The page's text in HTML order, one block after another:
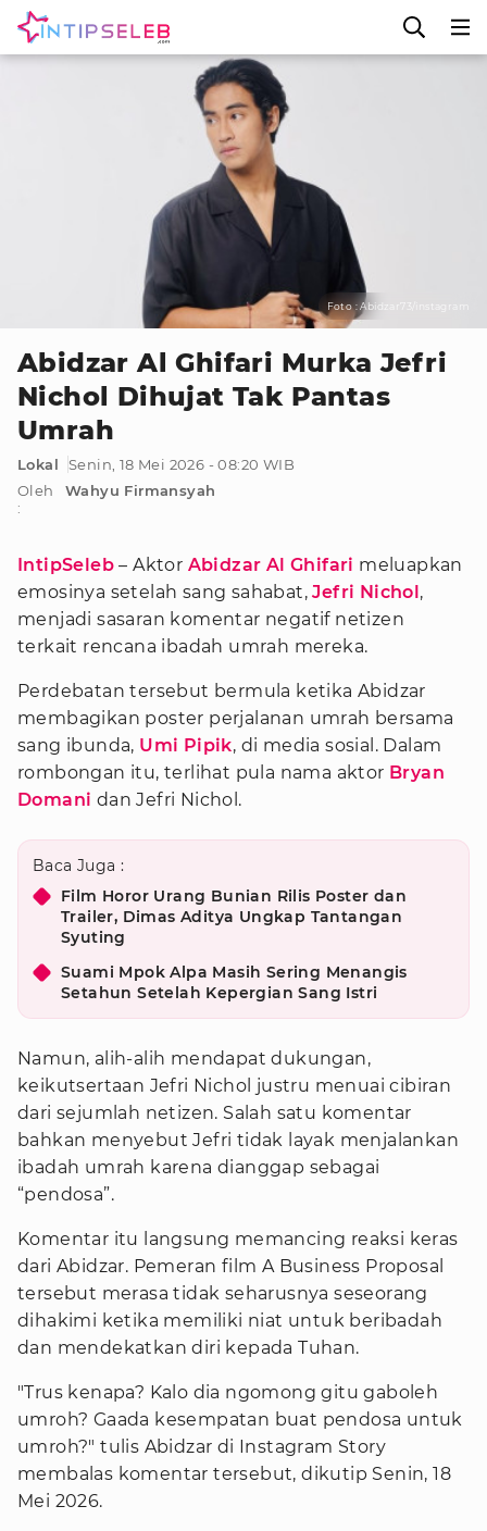
Foto : Abidzar73/instagram
Abidzar Al Ghifari Murka Jefri
Nichol Dihujat Tak Pantas
Umrah
Lokal
Senin, 18 Mei 2026 - 08:20 WIB
Oleh
:
Wahyu Firmansyah
IntipSeleb – Aktor Abidzar Al Ghifari meluapkan
emosinya setelah sang sahabat,Jefri Nichol,
menjadi sasaran komentar negatif netizen
terkait rencana ibadah umrah mereka.
Perdebatan tersebut bermula ketika Abidzar
membagikan poster perjalanan umrah bersama
sang ibunda, Umi Pipik, di media sosial. Dalam
rombongan itu, terlihat pula nama aktor Bryan
Domani dan Jefri Nichol.
Baca Juga :
Film Horor Urang Bunian Rilis Poster dan
Trailer, Dimas Aditya Ungkap Tantangan
Syuting
Suami Mpok Alpa Masih Sering Menangis
Setahun Setelah Kepergian Sang Istri
Namun, alih-alih mendapat dukungan,
keikutsertaan Jefri Nichol justru menuai cibiran
dari sejumlah netizen. Salah satu komentar
bahkan menyebut Jefri tidak layak menjalankan
ibadah umrah karena dianggap sebagai
“pendosa”.
Komentar itu langsung memancing reaksi keras
dari Abidzar. Pemeran film A Business Proposal
tersebut merasa tidak seharusnya seseorang
dihakimi ketika memiliki niat untuk beribadah
dan mendekatkan diri kepada Tuhan.
"Trus kenapa? Kalo dia ngomong gitu gaboleh
umroh? Gaada kesempatan buat pendosa untuk
umroh?" tulis Abidzar di Instagram Story
membalas komentar tersebut, dikutip Senin, 18
Mei 2026.